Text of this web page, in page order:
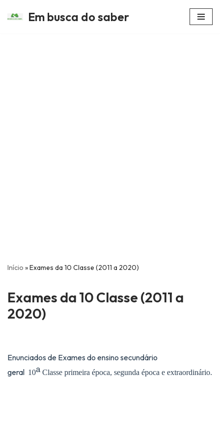
Em busca do saber
Início »Exames da 10 Classe (2011 a 2020)
Exames da 10 Classe (2011 a
2020)
Enunciados de Exames do ensino secundário
geral 10ᵃ Classe primeira época, segunda época e extraordinário.